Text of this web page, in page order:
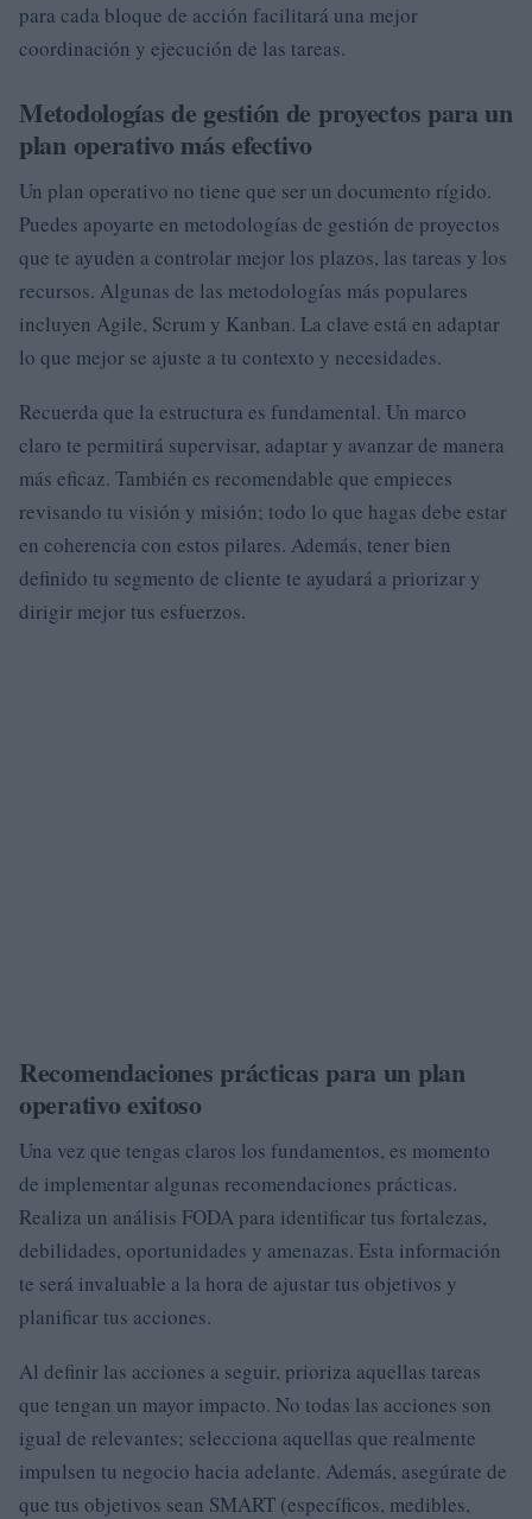
para cada bloque de acción facilitará una mejor
coordinación y ejecución de las tareas.
Metodologías de gestión de proyectos para un
plan operativo más efectivo
Un plan operativo no tiene que ser un documento rígido.
Puedes apoyarte en metodologías de gestión de proyectos
que te ayuden a controlar mejor los plazos, las tareas y los
recursos. Algunas de las metodologías más populares
incluyen Agile, Scrum y Kanban. La clave está en adaptar
lo que mejor se ajuste a tu contexto y necesidades.
Recuerda que la estructura es fundamental. Un marco
claro te permitirá supervisar, adaptar y avanzar de manera
más eficaz. También es recomendable que empieces
revisando tu visión y misión; todo lo que hagas debe estar
en coherencia con estos pilares. Además, tener bien
definido tu segmento de cliente te ayudará a priorizar y
dirigir mejor tus esfuerzos.
Recomendaciones prácticas para un plan
operativo exitoso
Una vez que tengas claros los fundamentos, es momento
de implementar algunas recomendaciones prácticas.
Realiza un análisis FODA para identificar tus fortalezas,
debilidades, oportunidades y amenazas. Esta información
te será invaluable a la hora de ajustar tus objetivos y
planificar tus acciones.
Al definir las acciones a seguir, prioriza aquellas tareas
que tengan un mayor impacto. No todas las acciones son
igual de relevantes; selecciona aquellas que realmente
impulsen tu negocio hacia adelante. Además, asegúrate de
que tus objetivos sean SMART (específicos, medibles,